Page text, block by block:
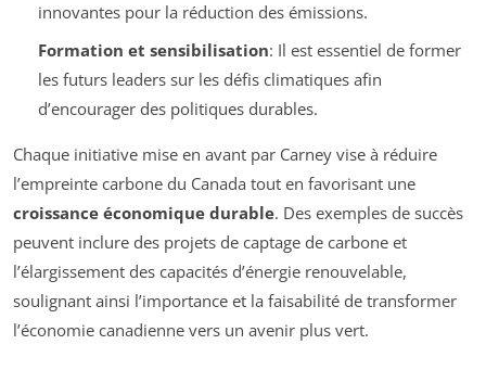
innovantes pour la réduction des émissions.
Formation et sensibilisation: Il est essentiel de former
les futurs leaders sur les défis climatiques afin
d’encourager des politiques durables.
Chaque initiative mise en avant par Carney vise à réduire
l’empreinte carbone du Canada tout en favorisant une
croissance économique durable. Des exemples de succès
peuvent inclure des projets de captage de carbone et
l’élargissement des capacités d’énergie renouvelable,
soulignant ainsi l’importance et la faisabilité de transformer
l’économie canadienne vers un avenir plus vert.